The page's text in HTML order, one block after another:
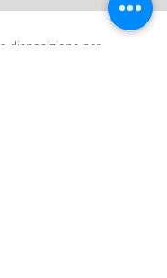
disposizione per